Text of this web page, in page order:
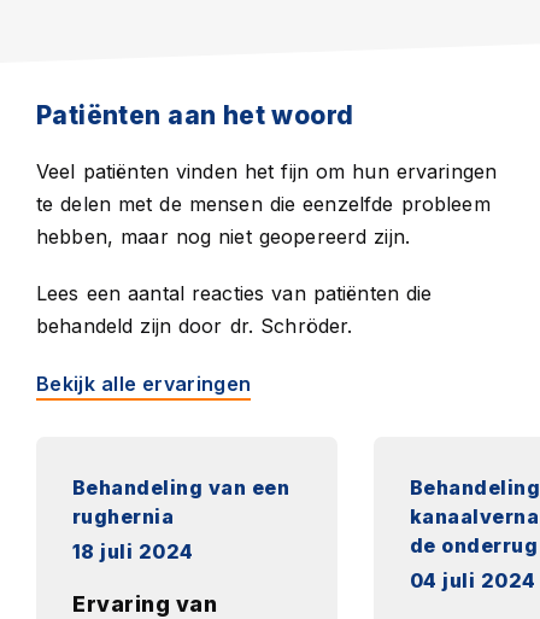
Patiënten aan het woord
Veel patiënten vinden het fijn om hun ervaringen
te delen met de mensen die eenzelfde probleem
hebben, maar nog niet geopereerd zijn.
Lees een aantal reacties van patiënten die
behandeld zijn door dr. Schröder.
Bekijk alle ervaringen
Behandeling van een
rughernia
18 juli 2024
Ervaring van
de onderrug
04 juli 2024